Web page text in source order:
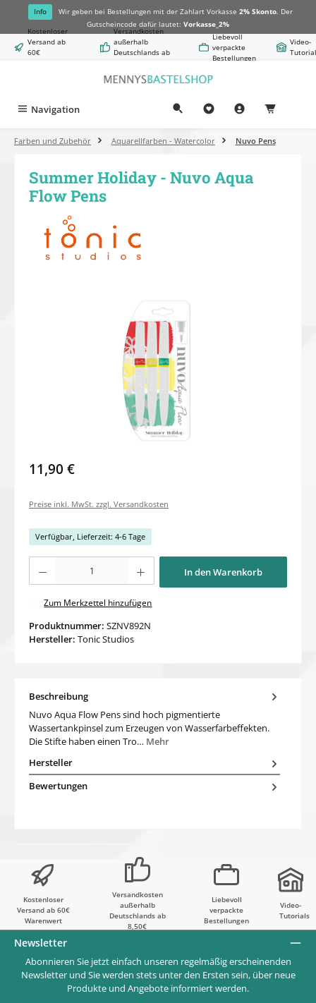
springen
Info Wir geben bei Bestellungen mit der Zahlart Vorkasse 2% Skonto. Der
Gutscheincode dafür lautet: Vorkasse_2%
Kostenloser
Versand ab
60€
Versandkosten
außerhalb
Deutschlands ab
Liebevoll
verpackte
Bestellungen
Video-
Navigation
Farben und Zubehör Aquarellfarben - Watercolor Nuvo Pens
Summer Holiday - Nuvo Aqua
Flow Pens
11,90 €
Preise inkl. MwSt. zzgl. Versandkosten
Verfügbar, Lieferzeit: 4-6 Tage
In den Warenkorb
Zum Merkzettel hinzufügen
Produktnummer: SZNV892N
Hersteller: Tonic Studios
Beschreibung
Nuvo Aqua Flow Pens sind hoch pigmentierte
Wassertankpinsel zum Erzeugen von Wasserfarbeffekten.
Die Stifte haben einen Tro… Mehr
Hersteller
Bewertungen
Kostenloser
Versand ab 60€
Warenwert
Versandkosten
außerhalb
Deutschlands ab
8,50€
Liebevoll
verpackte
Bestellungen
Video-
Tutorials
Newsletter
Abonnieren Sie jetzt einfach unseren regelmäßig erscheinenden
Newsletter und Sie werden stets unter den Ersten sein, über neue
Produkte und Angebote informiert werden.